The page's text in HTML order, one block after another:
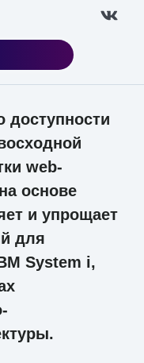
доступности
web-
основе
и упрощает
для
System i,